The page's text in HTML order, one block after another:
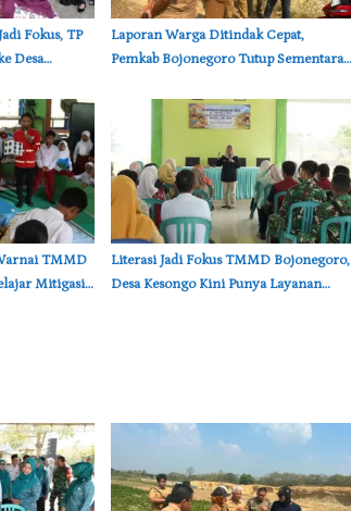
Fokus, TP
Desa
‎Laporan Warga Ditindak Cepat,
Pemkab Bojonegoro Tutup Sementara
TMMD
Mitigasi
‎Literasi Jadi Fokus TMMD Bojonegoro,
Desa Kesongo Kini Punya Layanan